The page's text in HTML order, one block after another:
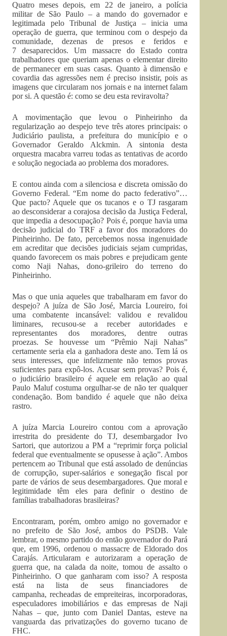
Quatro meses depois, em 22 de janeiro, a polícia
militar de São Paulo – a mando do governador e
legitimada pelo Tribunal de Justiça – inicia uma
operação de guerra, que terminou com o despejo da
comunidade, dezenas de presos e feridos e
7 desaparecidos. Um massacre do Estado contra
trabalhadores que queriam apenas o elementar direito
de permanecer em suas casas. Quanto à dimensão e
covardia das agressões nem é preciso insistir, pois as
imagens que circularam nos jornais e na internet falam
por si. A questão é: como se deu esta reviravolta?
A movimentação que levou o Pinheirinho da
regularização ao despejo teve três atores principais: o
Judiciário paulista, a prefeitura do município e o
Governador Geraldo Alckmin. A sintonia desta
orquestra macabra varreu todas as tentativas de acordo
e solução negociada ao problema dos moradores.
E contou ainda com a silenciosa e discreta omissão do
Governo Federal. “Em nome do pacto federativo”…
Que pacto? Aquele que os tucanos e o TJ rasgaram
ao desconsiderar a corajosa decisão da Justiça Federal,
que impedia a desocupação? Pois é, porque havia uma
decisão judicial do TRF a favor dos moradores do
Pinheirinho. De fato, percebemos nossa ingenuidade
em acreditar que decisões judiciais sejam cumpridas,
quando favorecem os mais pobres e prejudicam gente
como Naji Nahas, dono-grileiro do terreno do
Pinheirinho.
Mas o que unia aqueles que trabalharam em favor do
despejo? A juíza de São José, Marcia Loureiro, foi
uma combatente incansável: validou e revalidou
liminares, recusou-se a receber autoridades e
representantes dos moradores, dentre outras
proezas. Se houvesse um “Prêmio Naji Nahas”
certamente seria ela a ganhadora deste ano. Tem lá os
seus interesses, que infelizmente não temos provas
suficientes para expô-los. Acusar sem provas? Pois é,
o judiciário brasileiro é aquele em relação ao qual
Paulo Maluf costuma orgulhar-se de não ter qualquer
condenação. Bom bandido é aquele que não deixa
rastro.
A juíza Marcia Loureiro contou com a aprovação
irrestrita do presidente do TJ, desembargador Ivo
Sartori, que autorizou a PM a “reprimir força policial
federal que eventualmente se opusesse à ação”. Ambos
pertencem ao Tribunal que está assolado de denúncias
de corrupção, super-salários e sonegação fiscal por
parte de vários de seus desembargadores. Que moral e
legitimidade têm eles para definir o destino de
famílias trabalhadoras brasileiras?
Encontraram, porém, ombro amigo no governador e
no prefeito de São José, ambos do PSDB. Vale
lembrar, o mesmo partido do então governador do Pará
que, em 1996, ordenou o massacre de Eldorado dos
Carajás. Articularam e autorizaram a operação de
guerra que, na calada da noite, tomou de assalto o
Pinheirinho. O que ganharam com isso? A resposta
está na lista de seus financiadores de
campanha, recheadas de empreiteiras, incorporadoras,
especuladores imobiliários e das empresas de Naji
Nahas – que, junto com Daniel Dantas, esteve na
vanguarda das privatizações do governo tucano de
FHC.